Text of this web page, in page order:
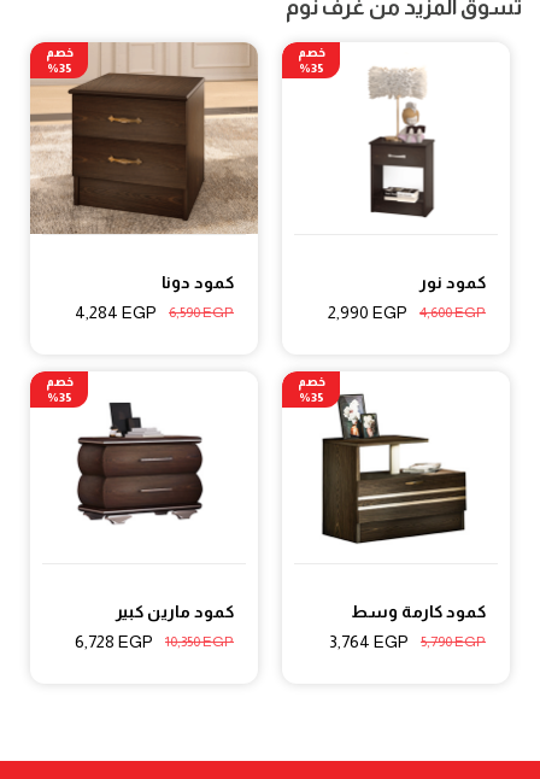
تسوق المزيد من غرف نوم
كمود نور
4,600EGP
2,990 EGP
خصم
35%
كمود دونا
6,590EGP
4,284 EGP
خصم
35%
كمود كارمة وسط
5,790EGP
3,764 EGP
خصم
35%
كمود مارين كبير
10,350EGP
6,728 EGP
خصم
35%